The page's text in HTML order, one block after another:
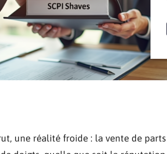
une réalité froide : la vente de parts